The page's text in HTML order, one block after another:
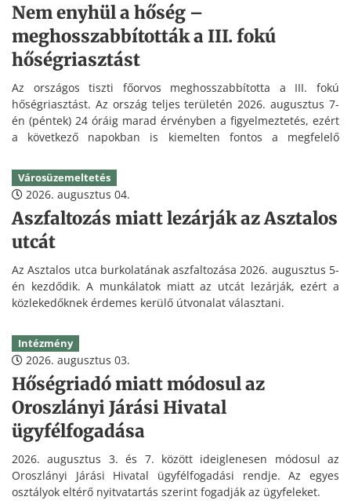
Nem enyhül a hőség –
meghosszabbították a III. fokú
hőségriasztást
Az országos tiszti főorvos meghosszabbította a III. fokú
hőségriasztást. Az ország teljes területén 2026. augusztus 7-
én (péntek) 24 óráig marad érvényben a figyelmeztetés, ezért
a következő napokban is kiemelten fontos a megfelelő
Városüzemeltetés
2026. augusztus 04.
Aszfaltozás miatt lezárják az Asztalos
utcát
Az Asztalos utca burkolatának aszfaltozása 2026. augusztus 5-
én kezdődik. A munkálatok miatt az utcát lezárják, ezért a
közlekedőknek érdemes kerülő útvonalat választani.
Intézmény
2026. augusztus 03.
Hőségriadó miatt módosul az
Oroszlányi Járási Hivatal
ügyfélfogadása
2026. augusztus 3. és 7. között ideiglenesen módosul az
Oroszlányi Járási Hivatal ügyfélfogadási rendje. Az egyes
osztályok eltérő nyitvatartás szerint fogadják az ügyfeleket.